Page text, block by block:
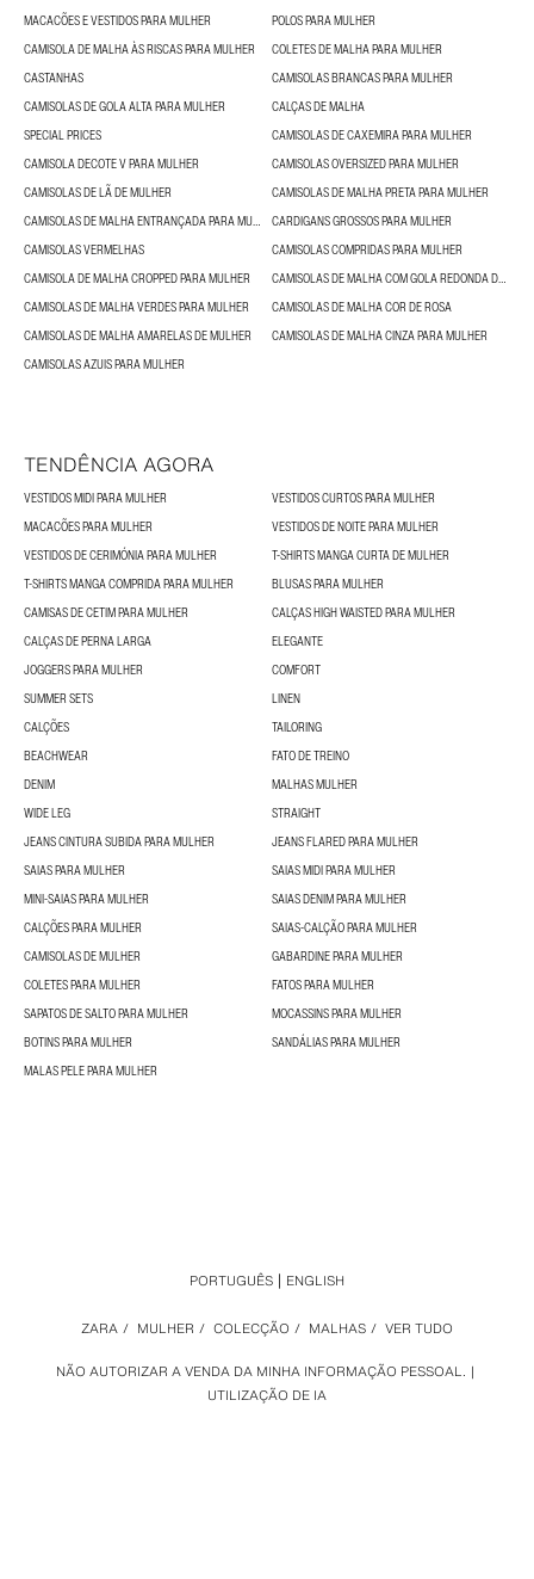
MACACÕES E VESTIDOS PARA MULHER
POLOS PARA MULHER
CAMISOLA DE MALHA ÀS RISCAS PARA MULHER
COLETES DE MALHA PARA MULHER
CASTANHAS
CAMISOLAS BRANCAS PARA MULHER
CAMISOLAS DE GOLA ALTA PARA MULHER
CALÇAS DE MALHA
SPECIAL PRICES
CAMISOLAS DE CAXEMIRA PARA MULHER
CAMISOLA DECOTE V PARA MULHER
CAMISOLAS OVERSIZED PARA MULHER
CAMISOLAS DE LÃ DE MULHER
CAMISOLAS DE MALHA PRETA PARA MULHER
CAMISOLAS DE MALHA ENTRANÇADA PARA MULHER
CARDIGANS GROSSOS PARA MULHER
CAMISOLAS VERMELHAS
CAMISOLAS COMPRIDAS PARA MULHER
CAMISOLA DE MALHA CROPPED PARA MULHER
CAMISOLAS DE MALHA COM GOLA REDONDA DE MULHER
CAMISOLAS DE MALHA VERDES PARA MULHER
CAMISOLAS DE MALHA COR DE ROSA
CAMISOLAS DE MALHA AMARELAS DE MULHER
CAMISOLAS DE MALHA CINZA PARA MULHER
CAMISOLAS AZUIS PARA MULHER
TENDÊNCIA AGORA
VESTIDOS MIDI PARA MULHER
VESTIDOS CURTOS PARA MULHER
MACACÕES PARA MULHER
VESTIDOS DE NOITE PARA MULHER
VESTIDOS DE CERIMÓNIA PARA MULHER
T-SHIRTS MANGA CURTA DE MULHER
T-SHIRTS MANGA COMPRIDA PARA MULHER
BLUSAS PARA MULHER
CAMISAS DE CETIM PARA MULHER
CALÇAS HIGH WAISTED PARA MULHER
CALÇAS DE PERNA LARGA
ELEGANTE
JOGGERS PARA MULHER
COMFORT
SUMMER SETS
LINEN
CALÇÕES
TAILORING
BEACHWEAR
FATO DE TREINO
DENIM
MALHAS MULHER
WIDE LEG
STRAIGHT
JEANS CINTURA SUBIDA PARA MULHER
JEANS FLARED PARA MULHER
SAIAS PARA MULHER
SAIAS MIDI PARA MULHER
MINI-SAIAS PARA MULHER
SAIAS DENIM PARA MULHER
CALÇÕES PARA MULHER
SAIAS-CALÇÃO PARA MULHER
CAMISOLAS DE MULHER
GABARDINE PARA MULHER
COLETES PARA MULHER
FATOS PARA MULHER
SAPATOS DE SALTO PARA MULHER
MOCASSINS PARA MULHER
BOTINS PARA MULHER
SANDÁLIAS PARA MULHER
MALAS PELE PARA MULHER
NÃO AUTORIZAR A VENDA DA MINHA INFORMAÇÃO PESSOAL.
UTILIZAÇÃO DE IA
ZARA / MULHER / COLECÇÃO / MALHAS / VER TUDO
PORTUGUÊS ENGLISH